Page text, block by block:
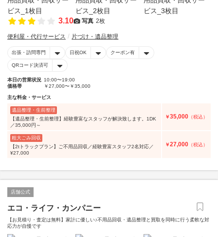
3.10 写真 2枚
便利屋・代行サービス 片づけ・遺品整理
出張・訪問専門 日祝OK クーポン有
QRコード決済可
本日の営業状況 10:00〜19:00
価格帯
￥27,000〜￥35,000
主な料金・サービス
遺品整理・生前整理
【遺品整理・生前整理】経験豊富なスタッフが解決致します。1DK
／35,000円～
￥35,000 （税込）
粗大ごみ回収
【2tトラックプラン】ご不用品回収／経験豊富スタッフ2名対応／
¥27,000
￥27,000 （税込）
店舗公式
エコ・ライフ・カンパニー
【お見積り・査定は無料】家計に優しい♪不用品回収・遺品整理と買取を同時に行う柔軟な対
応力が自慢です